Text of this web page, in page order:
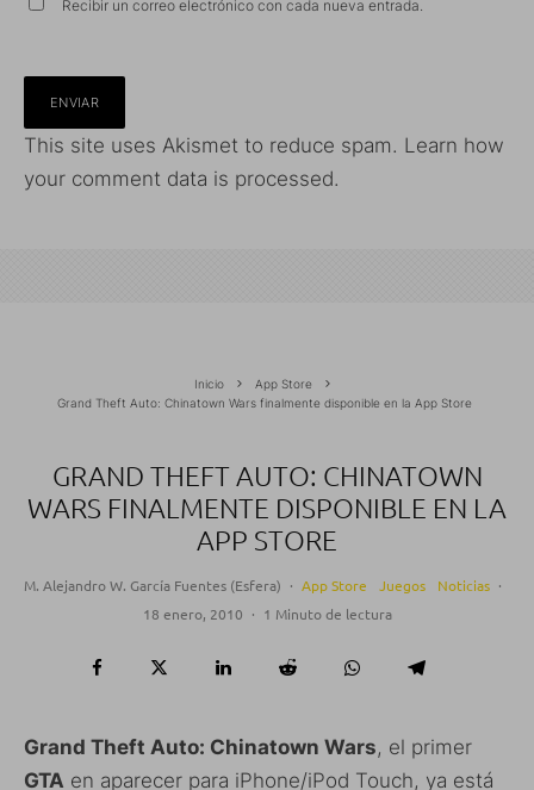
Recibir un correo electrónico con cada nueva entrada.
This site uses Akismet to reduce spam. Learn how
your comment data is processed.
Inicio
App Store
Grand Theft Auto: Chinatown Wars finalmente disponible en la App Store
GRAND THEFT AUTO: CHINATOWN
WARS FINALMENTE DISPONIBLE EN LA
APP STORE
M. Alejandro W. García Fuentes (Esfera) · App Store Juegos Noticias ·
18 enero, 2010 · 1 Minuto de lectura
Grand Theft Auto: Chinatown Wars, el primer
GTA en aparecer para iPhone/iPod Touch, ya está